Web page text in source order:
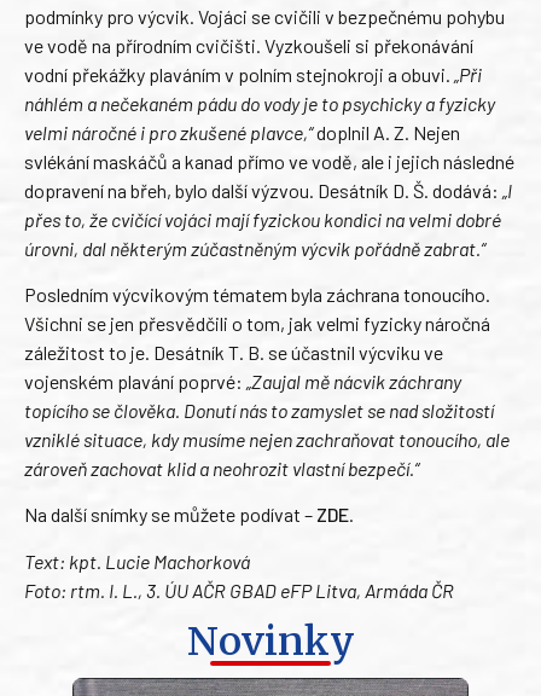
podmínky pro výcvik. Vojáci se cvičili v bezpečnému pohybu
ve vodě na přírodním cvičišti. Vyzkoušeli si překonávání
vodní překážky plaváním v polním stejnokroji a obuvi.
„Při
náhlém a nečekaném pádu do vody je to psychicky a fyzicky
velmi náročné i pro zkušené plavce,“doplnil A. Z. Nejen
svlékání maskáčů a kanad přímo ve vodě, ale i jejich následné
dopravení na břeh, bylo další výzvou. Desátník D. Š. dodává: „I
přes to, že cvičící vojáci mají fyzickou kondici na velmi dobré
úrovni, dal některým zúčastněným výcvik pořádně zabrat.“
Posledním výcvikovým tématem byla záchrana tonoucího.
Všichni se jen přesvědčili o tom, jak velmi fyzicky náročná
záležitost to je. Desátník T. B. se účastnil výcviku ve
vojenském plavání poprvé: „Zaujal mě nácvik záchrany
topícího se člověka. Donutí nás to zamyslet se nad složitostí
vzniklé situace, kdy musíme nejen zachraňovat tonoucího, ale
zároveň zachovat klid a neohrozit vlastní bezpečí.“
Na další snímky se můžete podívat – ZDE.
Text: kpt. Lucie Machorková
Foto: rtm. I. L., 3. ÚU AČR GBAD eFP Litva, Armáda ČR
Novinky